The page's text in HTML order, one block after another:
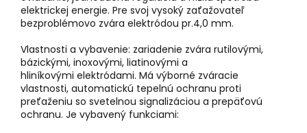
elektrickej energie. Pre svoj vysoký zaťažovateľ
bezproblémovo zvára elektródou pr.4,0 mm.
Vlastnosti a vybavenie: zariadenie zvára rutilovými,
bázickými, inoxovými, liatinovými a
hliníkovými elektródami. Má výborné zváracie
vlastnosti, automatickú tepelnú ochranu proti
preťaženiu so svetelnou signalizáciou a prepäťovú
ochranu. Je vybavený funkciami: